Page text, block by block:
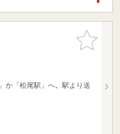
お気に入
りに追加
か「松尾駅」へ。駅より送